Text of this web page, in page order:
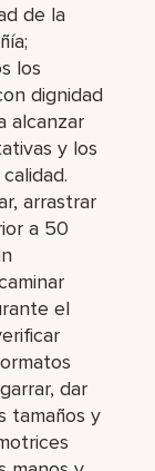
de la
los
dignidad
alcanzar
y los
arrastrar
a 50
el
dar
tamaños y